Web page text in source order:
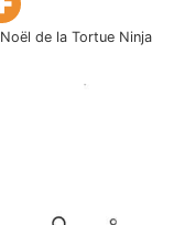
Noël de la Tortue Ninja